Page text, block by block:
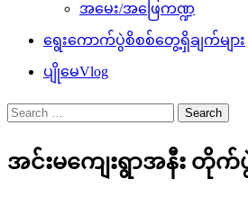
အမေး/အဖြေကဏ္ဍ
ရွေးကောက်ပွဲစိစစ်တွေ့ရှိချက်များ
ပျိုမေVlog
Search
for:
အင်းမကျေးရွာအနီး တိုက်ပွဲ